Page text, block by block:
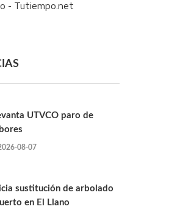
- Tutiempo.net
UTVCO paro de
08-07
sustitución de arbolado
en El Llano